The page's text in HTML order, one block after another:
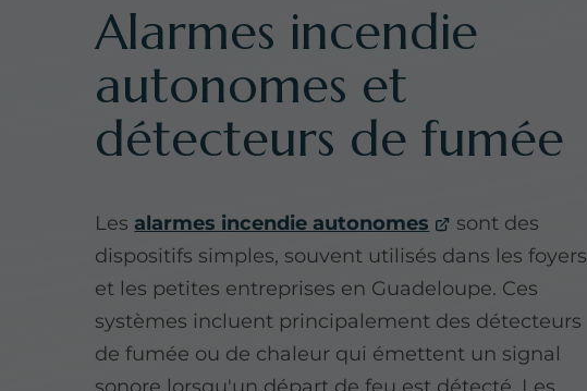
Alarmes incendie
autonomes et
détecteurs de fumée
Lesalarmes incendie autonomes
sont des
dispositifs simples, souvent utilisés dans les foyers
et les petites entreprises en Guadeloupe. Ces
systèmes incluent principalement des détecteurs
de fumée ou de chaleur qui émettent un signal